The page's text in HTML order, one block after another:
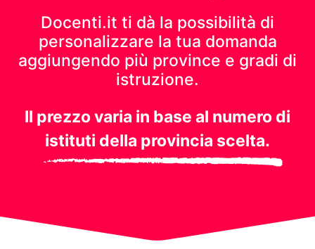
Docenti.it ti dà la possibilità di
personalizzare la tua domanda
aggiungendo più province e gradi di
istruzione.
Il prezzo varia in base al numero di
istituti della provincia scelta.